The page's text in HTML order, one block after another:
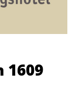
1609